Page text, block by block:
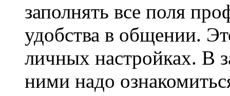
заполнять все поля
удобства в общении.
личных настройках. В
ними надо